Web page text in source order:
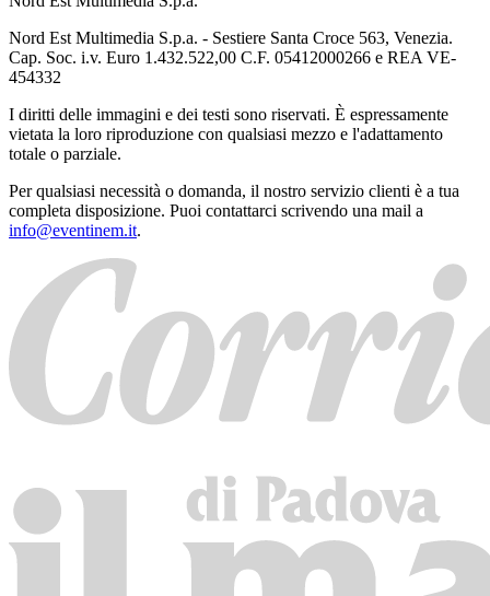
Nord Est Multimedia S.p.a. - Sestiere Santa Croce 563, Venezia.
Cap. Soc. i.v. Euro 1.432.522,00 C.F. 05412000266 e REA VE-
454332
I diritti delle immagini e dei testi sono riservati. È espressamente
vietata la loro riproduzione con qualsiasi mezzo e l'adattamento
totale o parziale.
Per qualsiasi necessità o domanda, il nostro servizio clienti è a tua
completa disposizione. Puoi contattarci scrivendo una mail a
info@eventinem.it.